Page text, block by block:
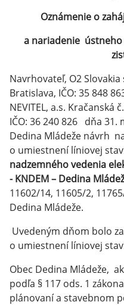
Oznámenie o
a nariadenie
Navrhovateľ, O2 Slovakia
Bratislava, IČO: 35 848
NEVITEL, a.s. Kračanská
IČO: 36 240 826 dňa 31.
Dedina Mládeže návrh
o umiestnení líniovej
nadzemného vedenia
- KNDEM – Dedina
11602/14, 11605/2,
Dedina Mládeže.
Uvedeným dňom bolo
o umiestnení líniovej
Obec Dedina Mládeže,
podľa § 117 ods. 1
plánovaní a stavebnom